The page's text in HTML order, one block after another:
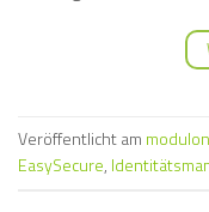
Veröffentlicht am modulon
EasySecure,